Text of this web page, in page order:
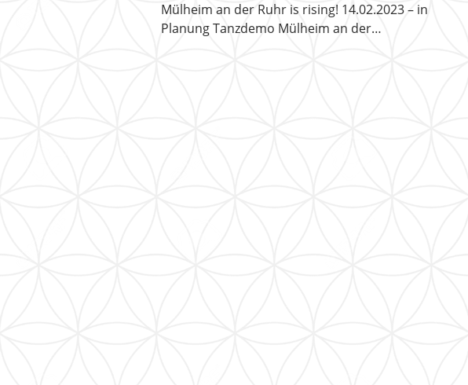
Mülheim an der Ruhr is rising! 14.02.2023 – in
Planung Tanzdemo Mülheim an der…